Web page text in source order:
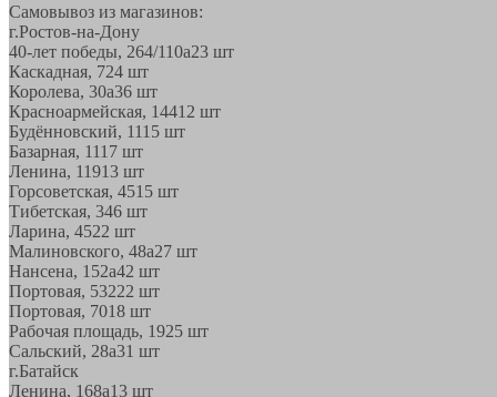
Самовывоз из магазинов:
г.Ростов-на-Дону
40-лет победы, 264/110а23 шт
Каскадная, 724 шт
Королева, 30а36 шт
Красноармейская, 14412 шт
Будённовский, 1115 шт
Базарная, 1117 шт
Ленина, 11913 шт
Горсоветская, 4515 шт
Тибетская, 346 шт
Ларина, 4522 шт
Малиновского, 48а27 шт
Нансена, 152а42 шт
Портовая, 53222 шт
Портовая, 7018 шт
Рабочая площадь, 1925 шт
Сальский, 28a31 шт
г.Батайск
Ленина, 168а13 шт